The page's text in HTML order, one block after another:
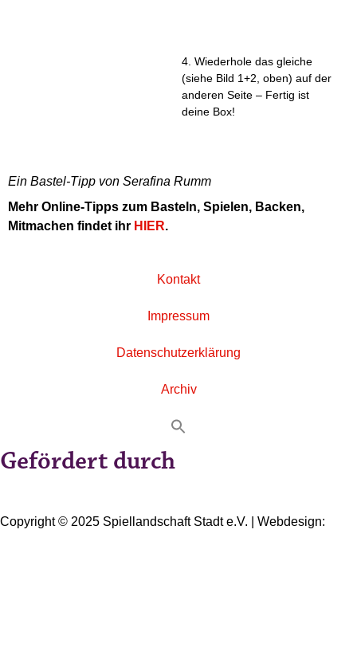
4. Wiederhole das gleiche
(siehe Bild 1+2, oben) auf der
anderen Seite – Fertig ist
deine Box!
Ein Bastel-Tipp von Serafina Rumm
Mehr Online-Tipps zum Basteln, Spielen, Backen,
Mitmachen findet ihr HIER.
Kontakt
Impressum
Datenschutzerklärung
Archiv
Gefördert durch
Copyright © 2025 Spiellandschaft Stadt e.V. | Webdesign: